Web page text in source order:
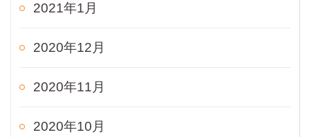
2021年1月
2020年12月
2020年11月
2020年10月